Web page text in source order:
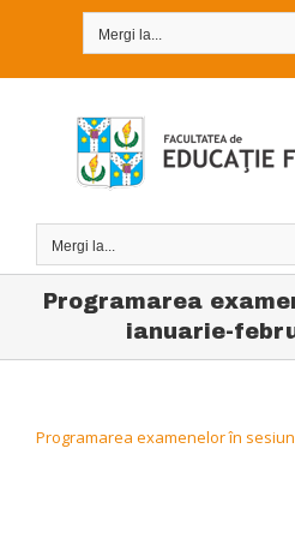
Mergi la...
Mergi la...
Programarea
ianuarie-
Programarea examenelor în